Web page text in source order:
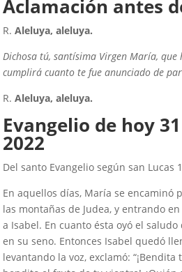
Aclamación antes
R. Aleluya, aleluya.
Dichosa tú, santísima Virgen María, que
cumplirá cuanto te fue anunciado de
R. Aleluya, aleluya.
Evangelio de hoy 31
2022
Del santo Evangelio según san Lucas
En aquellos días, María se encaminó
las montañas de Judea, y entrando
a Isabel. En cuanto ésta oyó el
en su seno. Entonces Isabel quedó
levantando la voz, exclamó: